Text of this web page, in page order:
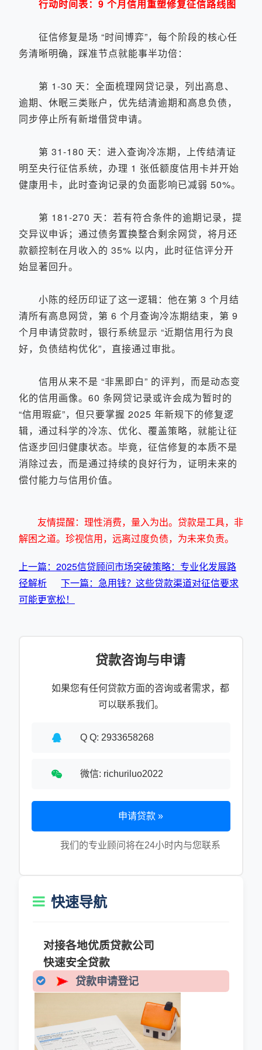
行动时间表：9 个月信用重塑修复征信路线图
征信修复是场 “时间博弈”，每个阶段的核心任
务清晰明确，踩准节点就能事半功倍：
第 1-30 天：全面梳理网贷记录，列出高息、
逾期、休眠三类账户，优先结清逾期和高息负债，
同步停止所有新增借贷申请。
第 31-180 天：进入查询冷冻期，上传结清证
明至央行征信系统，办理 1 张低额度信用卡并开始
健康用卡，此时查询记录的负面影响已减弱 50%。
第 181-270 天：若有符合条件的逾期记录，提
交异议申诉；通过债务置换整合剩余网贷，将月还
款额控制在月收入的 35% 以内，此时征信评分开
始显著回升。
小陈的经历印证了这一逻辑：他在第 3 个月结
清所有高息网贷，第 6 个月查询冷冻期结束，第 9
个月申请贷款时，银行系统显示 “近期信用行为良
好，负债结构优化”，直接通过审批。
信用从来不是 “非黑即白” 的评判，而是动态变
化的信用画像。60 条网贷记录或许会成为暂时的
“信用瑕疵”，但只要掌握 2025 年新规下的修复逻
辑，通过科学的冷冻、优化、覆盖策略，就能让征
信逐步回归健康状态。毕竟，征信修复的本质不是
消除过去，而是通过持续的良好行为，证明未来的
偿付能力与信用价值。
友情提醒：理性消费，量入为出。贷款是工具，非
解困之道。珍视信用，远离过度负债，为未来负责。
上一篇：2025信贷顾问市场突破策略：专业化发展路
径解析
下一篇：急用钱？这些贷款渠道对征信要求
可能更宽松！
贷款咨询与申请
如果您有任何贷款方面的咨询或者需求，都
可以联系我们。
Q Q: 2933658268
微信: richuriluo2022
申请贷款 »
我们的专业顾问将在24小时内与您联系
快速导航
对接各地优质贷款公司
快速安全贷款
贷款申请登记